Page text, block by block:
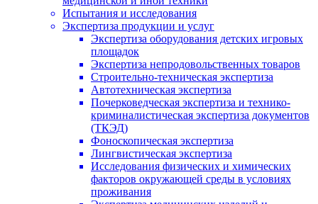
Испытания и исследования
Экспертиза продукции и услуг
Экспертиза оборудования детских игровых
площадок
Экспертиза непродовольственных товаров
Строительно-техническая экспертиза
Автотехническая экспертиза
Почерковедческая экспертиза и технико-
криминалистическая экспертиза документов
(ТКЭД)
Фоноскопическая экспертиза
Лингвистическая экспертиза
Исследования физических и химических
факторов окружающей среды в условиях
проживания